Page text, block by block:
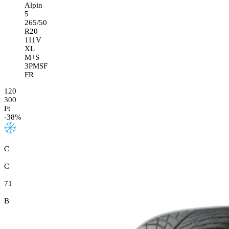
Alpin
5
265/50
R20
111V
XL
M+S
3PMSF
FR
120
300
Ft
-38%
C
C
71
B